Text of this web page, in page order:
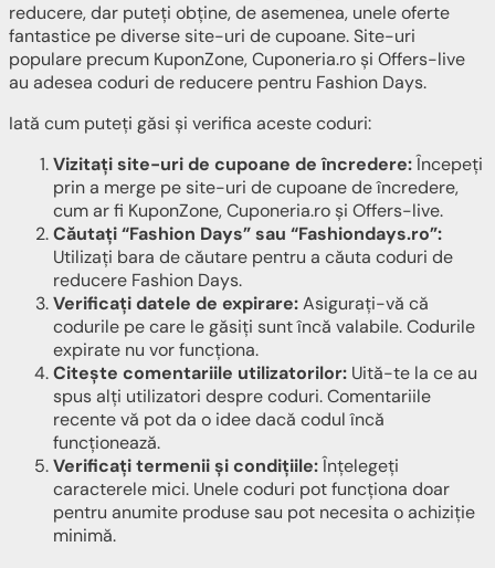
reducere, dar puteți obține, de asemenea, unele oferte
fantastice pe diverse site-uri de cupoane. Site-uri
populare precum KuponZone, Cuponeria.ro și Offers-live
au adesea coduri de reducere pentru Fashion Days.
Iată cum puteți găsi și verifica aceste coduri:
Vizitați site-uri de cupoane de încredere:Începeți
prin a merge pe site-uri de cupoane de încredere,
cum ar fi KuponZone, Cuponeria.ro și Offers-live.
Căutați “Fashion Days” sau “Fashiondays.ro”:
Utilizați bara de căutare pentru a căuta coduri de
reducere Fashion Days.
Verificați datele de expirare:Asigurați-vă că
codurile pe care le găsiți sunt încă valabile. Codurile
expirate nu vor funcționa.
Citește comentariile utilizatorilor: Uită-te la ce au
spus alți utilizatori despre coduri. Comentariile
recente vă pot da o idee dacă codul încă
funcționează.
Verificați termenii și condițiile:Înțelegeți
caracterele mici. Unele coduri pot funcționa doar
pentru anumite produse sau pot necesita o achiziție
minimă.